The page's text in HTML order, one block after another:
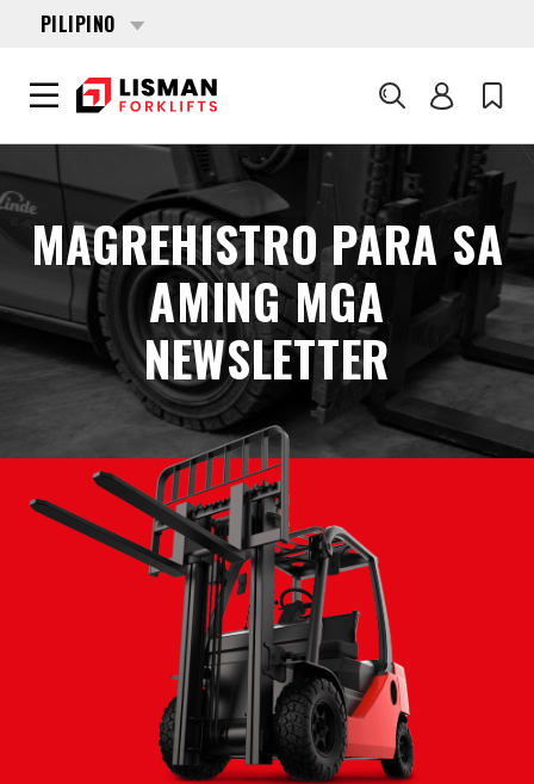
PILIPINO
Search
LISMAN FORKLIFTS
MAGREHISTRO PARA SA AMING MGA NEWSLETTER
MAGREHISTRO PARA SA
AMING MGA
NEWSLETTER